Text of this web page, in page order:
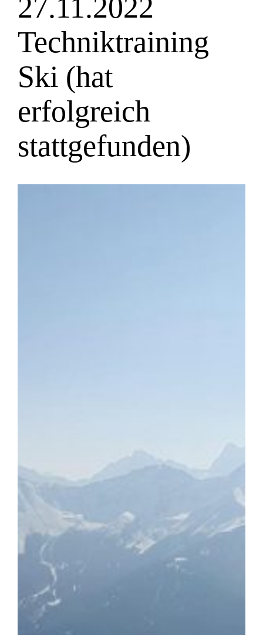
27.11.2022
Techniktraining
Ski (hat
erfolgreich
stattgefunden)